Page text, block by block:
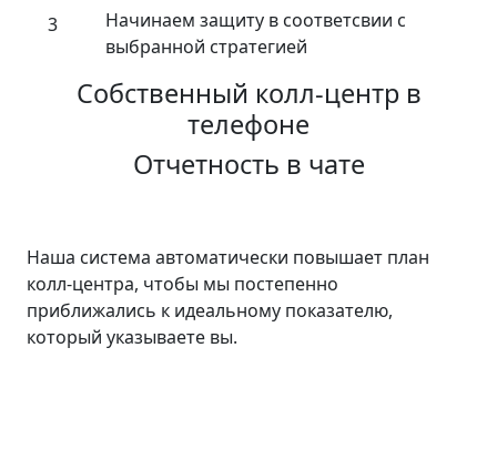
3
Начинаем защиту в соответсвии с
выбранной стратегией
Собственный колл-центр в
телефоне
Отчетность в чате
Наша система автоматически повышает план
колл-центра, чтобы мы постепенно
приближались к идеальному показателю,
который указываете вы.